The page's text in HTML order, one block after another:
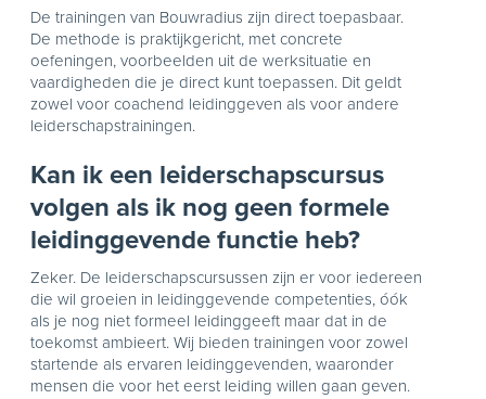
De trainingen van Bouwradius zijn direct toepasbaar.
De methode is praktijkgericht, met concrete
oefeningen, voorbeelden uit de werksituatie en
vaardigheden die je direct kunt toepassen. Dit geldt
zowel voor coachend leidinggeven als voor andere
leiderschapstrainingen.
Kan ik een leiderschapscursus
volgen als ik nog geen formele
leidinggevende functie heb?
Zeker. De leiderschapscursussen zijn er voor iedereen
die wil groeien in leidinggevende competenties, óók
als je nog niet formeel leidinggeeft maar dat in de
toekomst ambieert. Wij bieden trainingen voor zowel
startende als ervaren leidinggevenden, waaronder
mensen die voor het eerst leiding willen gaan geven.